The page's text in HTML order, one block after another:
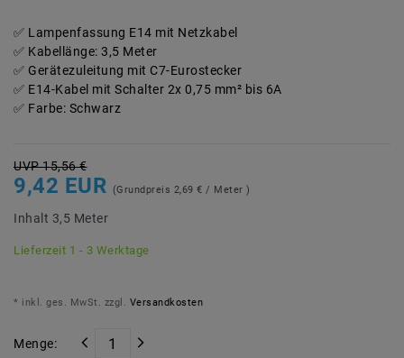
Lampenfassung E14 mit Netzkabel
Kabellänge: 3,5 Meter
Gerätezuleitung mit C7-Eurostecker
E14-Kabel mit Schalter 2x 0,75 mm² bis 6A
Farbe: Schwarz
UVP 15,56 €
9,42 EUR (Grundpreis 2,69 € / Meter )
Inhalt 3,5 Meter
Lieferzeit 1 - 3 Werktage
* inkl. ges. MwSt. zzgl. Versandkosten
Menge: